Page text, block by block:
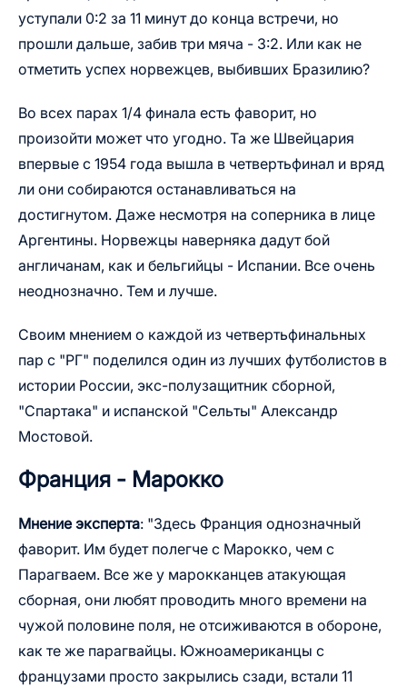
уступали 0:2 за 11 минут до конца встречи, но
прошли дальше, забив три мяча - 3:2. Или как не
отметить успех норвежцев, выбивших Бразилию?
Во всех парах 1/4 финала есть фаворит, но
произойти может что угодно. Та же Швейцария
впервые с 1954 года вышла в четвертьфинал и вряд
ли они собираются останавливаться на
достигнутом. Даже несмотря на соперника в лице
Аргентины. Норвежцы наверняка дадут бой
англичанам, как и бельгийцы - Испании. Все очень
неоднозначно. Тем и лучше.
Своим мнением о каждой из четвертьфинальных
пар с "РГ" поделился один из лучших футболистов в
истории России, экс-полузащитник сборной,
"Спартака" и испанской "Сельты" Александр
Мостовой.
Франция - Марокко
Мнение эксперта: "Здесь Франция однозначный
фаворит. Им будет полегче с Марокко, чем с
Парагваем. Все же у марокканцев атакующая
сборная, они любят проводить много времени на
чужой половине поля, не отсиживаются в обороне,
как те же парагвайцы. Южноамериканцы с
французами просто закрылись сзади, встали 11